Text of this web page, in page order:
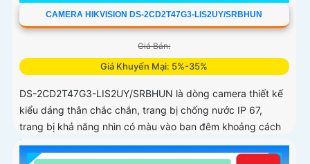
CAMERA HIKVISION DS-2CD2T47G3-LIS2UY/SRBHUN
Giá Bán:
Giá Khuyến Mại: 5%-35%
DS-2CD2T47G3-LIS2UY/SRBHUN là dòng camera thiết kế
kiểu dáng thân chắc chắn, trang bị chống nước IP 67,
trang bị khả năng nhìn có màu vào ban đêm khoảng cách
lên đến 60m, phát hiện chuyển động và phân biệt được
người và phương tiện, ống kính 4